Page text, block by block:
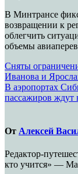
В Минтрансе
возвращении к
облегчить
объемы
Навигация
по
записям
Сняты
Иванова и
В аэропортах
пассажиров ждут
От Алексей
Редактор-
кто учится» —